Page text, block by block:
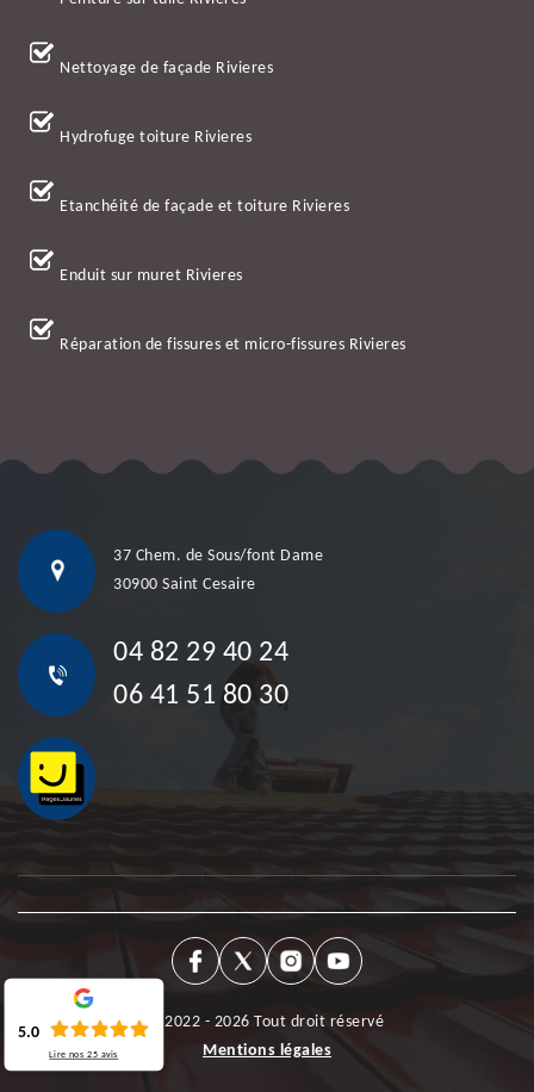
Nettoyage de façade Rivieres
Hydrofuge toiture Rivieres
Etanchéité de façade et toiture Rivieres
Enduit sur muret Rivieres
Réparation de fissures et micro-fissures Rivieres
37 Chem. de Sous/font Dame
30900 Saint Cesaire
04 82 29 40 24
06 41 51 80 30
©2022 - 2026 Tout droit réservé
Mentions légales
5.0
Lire nos25 avis